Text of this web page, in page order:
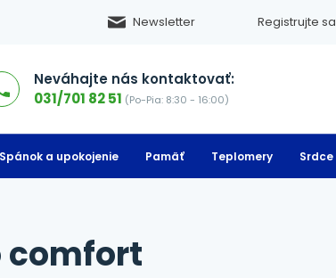
Newsletter Registrujte sa
Neváhajte nás kontaktovať:
031/701 82 51 (Po-Pia: 8:30 - 16:00)
Spánok a upokojenie Pamäť Teplomery Srdce
comfort